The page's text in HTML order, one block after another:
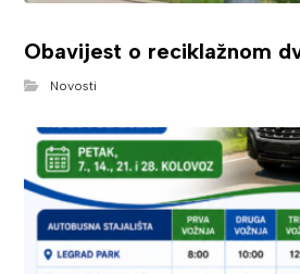
Obavijest o reciklažnom
Novosti